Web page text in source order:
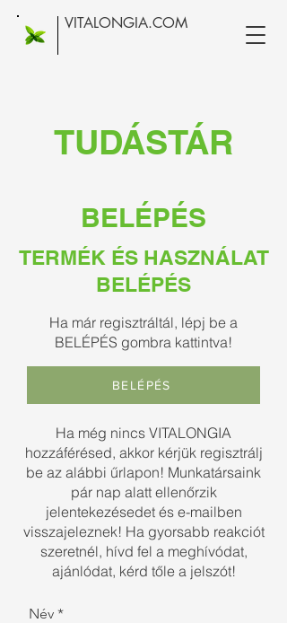
VITALONGIA.COM
TUDÁSTÁR
BELÉPÉS
TERMÉK ÉS HASZNÁLAT
BELÉPÉS
Ha már regisztráltál, lépj be a
BELÉPÉS gombra kattintva!
BELÉPÉS
Ha még nincs VITALONGIA
hozzáférésed, akkor kérjük regisztrálj
be az alábbi űrlapon! Munkatársaink
pár nap alatt ellenőrzik
jelentekezésedet és e-mailben
visszajeleznek! Ha gyorsabb reakciót
szeretnél, hívd fel a meghívódat,
ajánlódat, kérd tőle a jelszót!
Név